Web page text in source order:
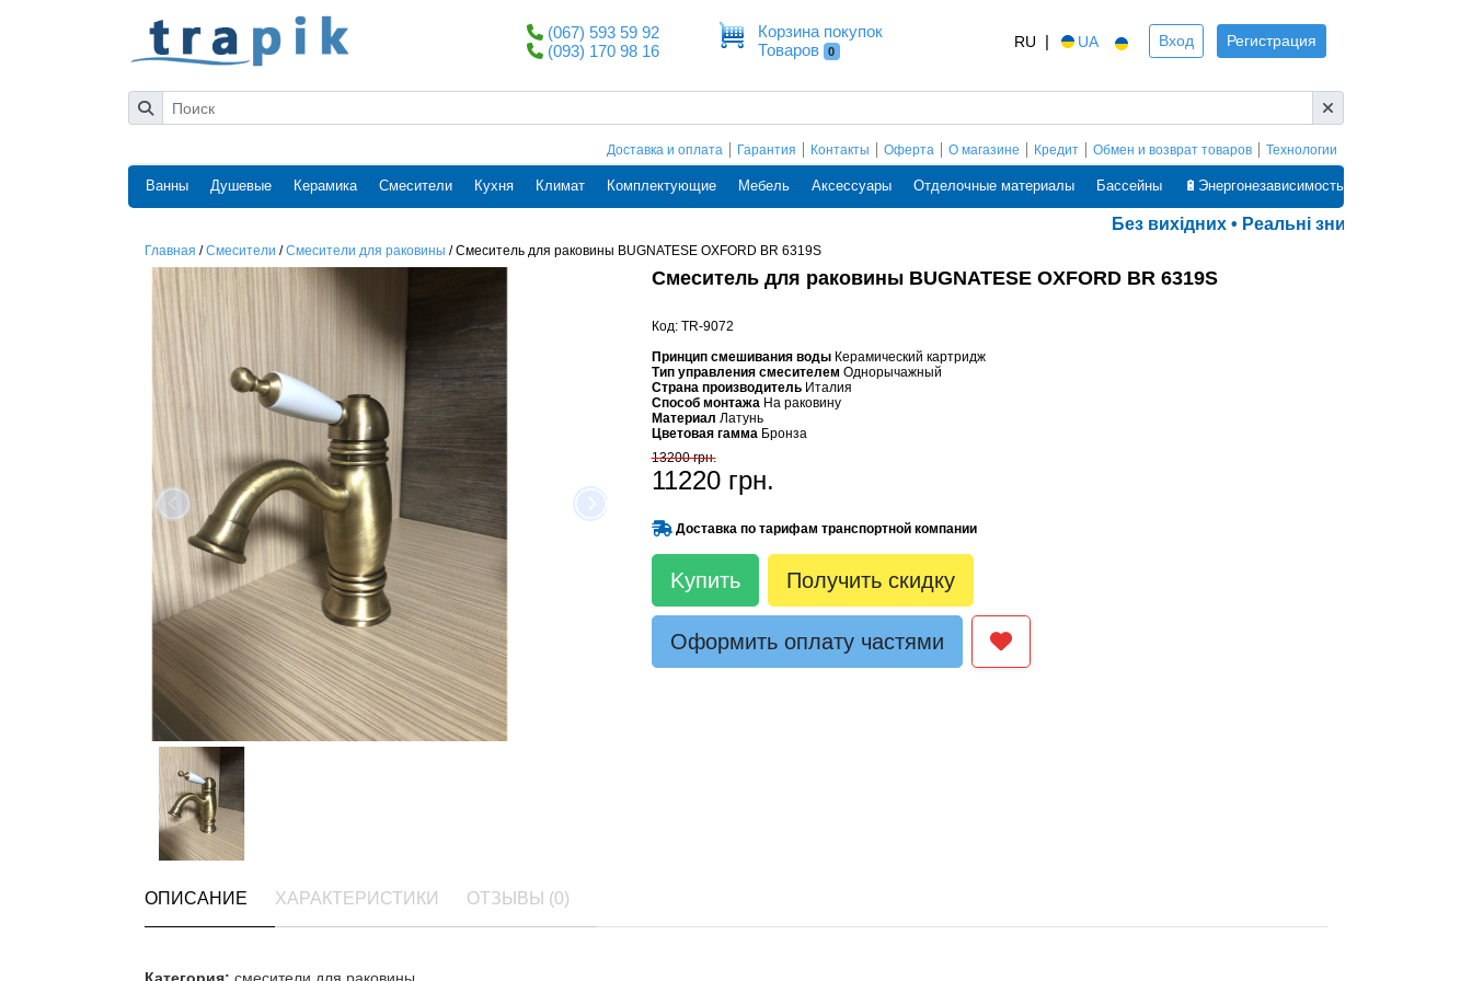
(067) 593 59 92
(093) 170 98 16
Корзина покупок
Товаров
0
RU | UA Вход Регистрация
Доставка и оплата Гарантия Контакты Оферта О магазине Кредит Обмен и возврат товаров Технологии
Ванны Душевые Керамика Смесители Кухня Климат Комплектующие Мебель Аксессуары Отделочные материалы Бассейны 🔋Энергонезависимость
Без вихідних • Реальні знижки • Оплата
Главная /Смесители /Смесители для раковины /Смеситель для раковины BUGNATESE OXFORD BR 6319S
Смеситель для раковины BUGNATESE OXFORD BR 6319S
Код: TR-9072
Принцип смешивания воды Керамический картридж
Тип управления смесителем Однорычажный
Страна производитель Италия
Способ монтажа На раковину
Материал Латунь
Цветовая гамма Бронза
13200 грн.
11220 грн.
Доставка по тарифам транспортной компании
Kупить Получить скидку
Оформить оплату частями
ОПИСАНИЕ ХАРАКТЕРИСТИКИ ОТЗЫВЫ (0)